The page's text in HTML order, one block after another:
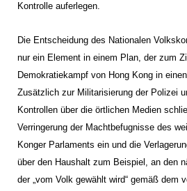
Kontrolle auferlegen.
Die Entscheidung des Nationalen
nur ein Element in einem Plan, der zum
Demokratiekampf von Hong Kong in
Zusätzlich zur Militarisierung der Polizei
Kontrollen über die örtlichen Medien
Verringerung der Machtbefugnisse des
Konger Parlaments ein und die
über den Haushalt zum Beispiel, an den
der „vom Volk gewählt wird“ gemäß dem